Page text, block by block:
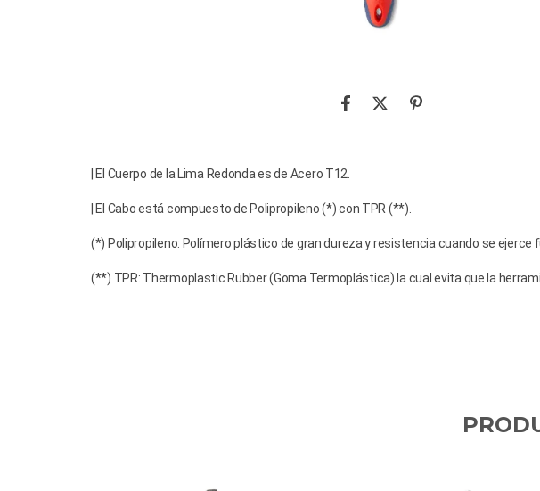
| El Cuerpo de la Lima Redonda es de Acero T12.
| El Cabo está compuesto de Polipropileno (*) con TPR (**).
(*) Polipropileno: Polímero plástico de gran dureza y resistencia cuando se ejerce
(**) TPR: Thermoplastic Rubber (Goma Termoplástica) la cual evita que la